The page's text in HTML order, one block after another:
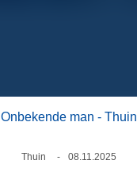
Onbekende man - Thuin
Plaats
Thuin
08.11.2025